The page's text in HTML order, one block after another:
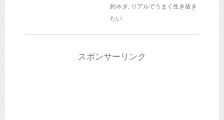
約ネタ , リアルでうまく生き抜き
たい
スポンサーリンク